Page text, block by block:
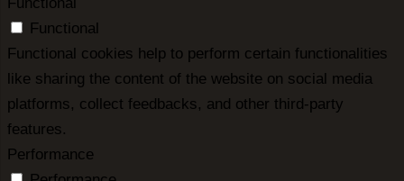
Functional
Functional cookies help to perform certain functionalities
like sharing the content of the website on social media
platforms, collect feedbacks, and other third-party
features.
Performance